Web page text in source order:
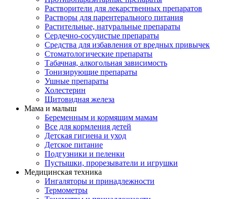
Растворители для лекарственных препаратов
Растворы для парентерального питания
Растительные, натуральные препараты
Сердечно-сосудистые препараты
Средства для избавления от вредных привычек
Стоматологические препараты
Табачная, алкогольная зависимость
Тонизирующие препараты
Ушные препараты
Холестерин
Щитовидная железа
Мама и малыш
Беременным и кормящим мамам
Все для кормления детей
Детская гигиена и уход
Детское питание
Подгузники и пеленки
Пустышки, прорезыватели и игрушки
Медицинская техника
Ингаляторы и принадлежности
Термометры